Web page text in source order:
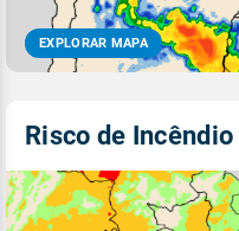
EXPLORAR MAPA
Risco de Incêndio